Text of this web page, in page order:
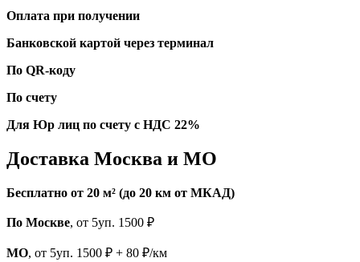
Оплата при получении
Банковской картой через терминал
По QR-коду
По счету
Для Юр лиц по счету с НДС 22%
Доставка Москва и МО
Бесплатно от 20 м² (до 20 км от МКАД)
По Москве, от 5уп. 1500 ₽
МО, от 5уп. 1500 ₽ + 80 ₽/км